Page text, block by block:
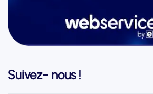
Suivez- nous !